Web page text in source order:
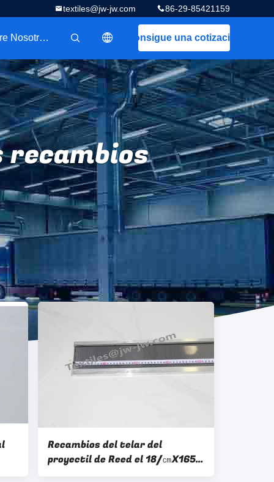
86-29-85421159
textiles@jw-jw.com
Consigue una cotización
描述
Sobre Nosotros
Recambios del telar del
proyectil de Reed el 18/㎝X165
㎝X11.0cm Sulzer